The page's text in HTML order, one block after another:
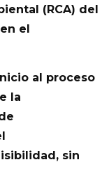
(RCA) del
el
al proceso
la
sin